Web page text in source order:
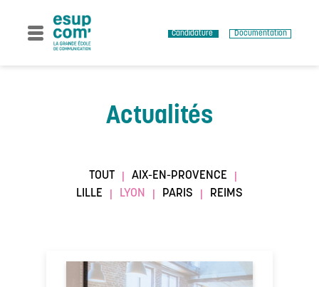
content
Candidature Documentation
Actualités
TOUT AIX-EN-PROVENCE
LILLE
LYON PARIS REIMS